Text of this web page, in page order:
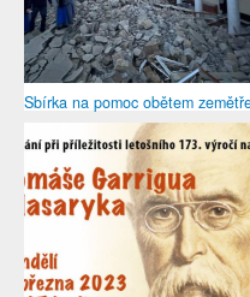
Sbírka na pomoc obětem